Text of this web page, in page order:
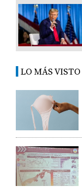
LO MÁS VISTO